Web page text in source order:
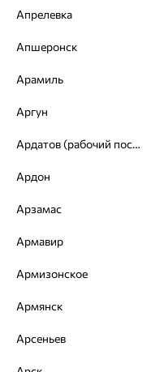
Часы,
фианит,
45 900₽ 99 900₽
Каталог
Акции
Магазины
Апрелевка
Апшеронск
Арамиль
Аргун
Ардатов (рабочий поселок)
Ардон
Арзамас
Армавир
Армизонское
Армянск
Арсеньев